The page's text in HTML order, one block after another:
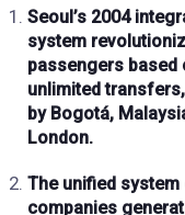
Seoul’s 2004
system
passengers based
unlimited
by Bogotá,
London.
The unified
companies